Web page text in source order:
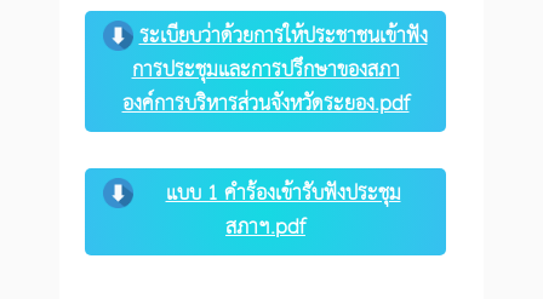
ระเบียบว่าด้วยการให้ประชาชนเข้าฟัง
การประชุมและการปรึกษาของสภา
องค์การบริหารส่วนจังหวัดระยอง.pdf
แบบ 1 คำร้องเข้ารับฟังประชุม
สภาฯ.pdf